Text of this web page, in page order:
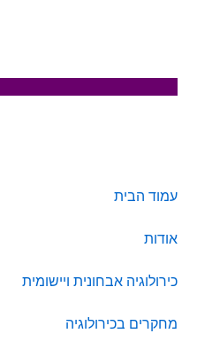
סרגל
צדדי
עמוד הבית
אודות
כירולוגיה אבחונית ויישומית
מחקרים בכירולוגיה